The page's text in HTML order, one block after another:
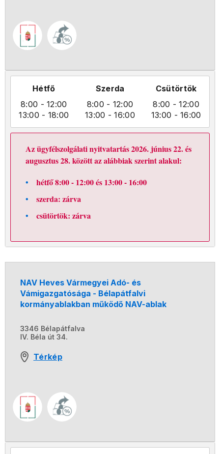
Hétfő
8:00 - 12:00
13:00 - 18:00
Szerda
8:00 - 12:00
13:00 - 16:00
Csütörtök
8:00 - 12:00
13:00 - 16:00
Az ügyfélszolgálati nyitvatartás 2026. június 22. és
augusztus 28. között az alábbiak szerint alakul:
hétfő 8:00 - 12:00 és 13:00 - 16:00
szerda: zárva
csütörtök: zárva
NAV Heves Vármegyei Adó- és
Vámigazgatósága - Bélapátfalvi
kormányablakban működő NAV-ablak
3346 Bélapátfalva
IV. Béla út 34.
Térkép